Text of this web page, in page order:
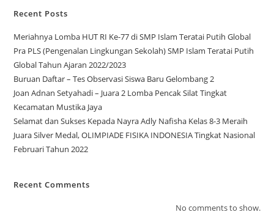
Recent Posts
Meriahnya Lomba HUT RI Ke-77 di SMP Islam Teratai Putih Global
Pra PLS (Pengenalan Lingkungan Sekolah) SMP Islam Teratai Putih
Global Tahun Ajaran 2022/2023
Buruan Daftar – Tes Observasi Siswa Baru Gelombang 2
Joan Adnan Setyahadi – Juara 2 Lomba Pencak Silat Tingkat
Kecamatan Mustika Jaya
Selamat dan Sukses Kepada Nayra Adly Nafisha Kelas 8-3 Meraih
Juara Silver Medal, OLIMPIADE FISIKA INDONESIA Tingkat Nasional
Februari Tahun 2022
Recent Comments
No comments to show.